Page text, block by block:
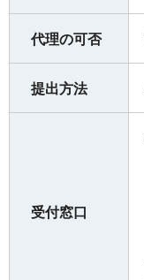
代理の可否
提出方法
受付窓口